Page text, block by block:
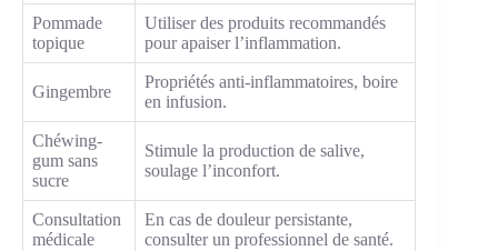
Pommade
topique
Utiliser des produits recommandés
pour apaiser l’inflammation.
Gingembre
Propriétés anti-inflammatoires, boire
en infusion.
Chéwing-
gum sans
sucre
Stimule la production de salive,
soulage l’inconfort.
Consultation
médicale
En cas de douleur persistante,
consulter un professionnel de santé.